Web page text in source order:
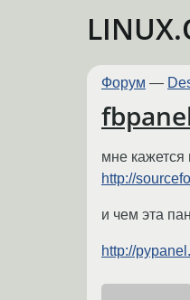
Форум —
мне
http://
и чем эта
http://